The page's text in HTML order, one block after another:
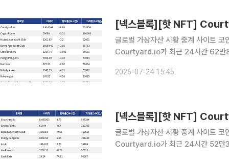
글로벌 가상자산 시황 중계 사이트
Courtyard.io가 최근 24시간 62만
래량 18만68달러를 기록하며 바닥가
2026-07-24 15:45
글로벌 가상자산 시황 중계 사이트
Courtyard.io가 최근 24시간 52만